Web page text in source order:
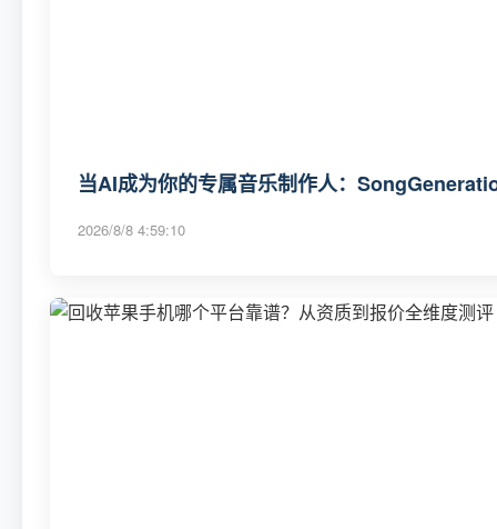
当AI成为你的专属音乐制作人：
2026/8/8 4:59:10